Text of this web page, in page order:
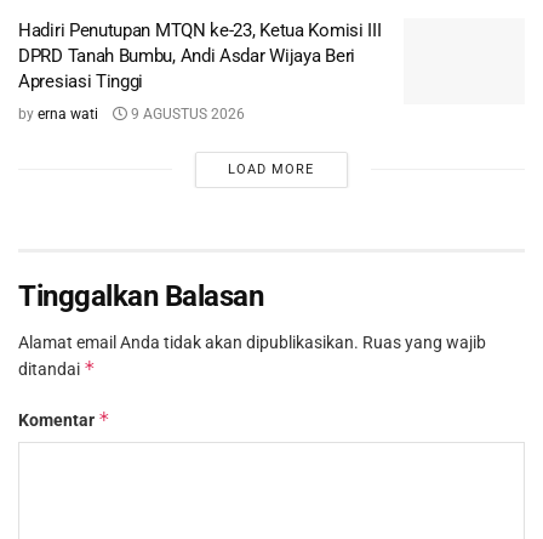
Hadiri Penutupan MTQN ke-23, Ketua Komisi III
DPRD Tanah Bumbu, Andi Asdar Wijaya Beri
Apresiasi Tinggi
by erna wati 9 AGUSTUS 2026
LOAD MORE
Tinggalkan Balasan
Alamat email Anda tidak akan dipublikasikan. Ruas yang wajib
ditandai *
Komentar *